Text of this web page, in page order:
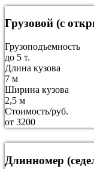
Грузовой (с
Грузоподъемность
до 5 т.
Длина кузова
7 м
Ширина кузова
2,5 м
Стоимость/руб.
от 3200
Длинномер